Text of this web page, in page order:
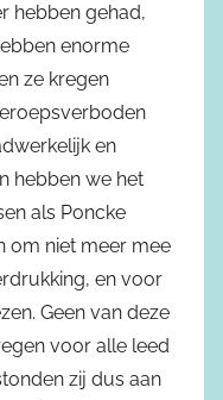
hebben gehad,
enorme
ze kregen
en
hebben we het
als Poncke
om niet meer mee
en voor
Geen van deze
voor alle leed
zij dus aan